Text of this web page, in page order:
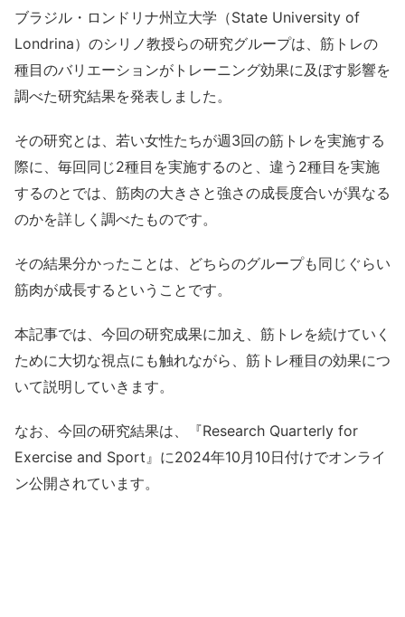
ブラジル・ロンドリナ州立大学（State University of
Londrina）のシリノ教授らの研究グループは、筋トレの
種目のバリエーションがトレーニング効果に及ぼす影響を
調べた研究結果を発表しました。
その研究とは、若い女性たちが週3回の筋トレを実施する
際に、毎回同じ2種目を実施するのと、違う2種目を実施
するのとでは、筋肉の大きさと強さの成長度合いが異なる
のかを詳しく調べたものです。
その結果分かったことは、どちらのグループも同じぐらい
筋肉が成長するということです。
本記事では、今回の研究成果に加え、筋トレを続けていく
ために大切な視点にも触れながら、筋トレ種目の効果につ
いて説明していきます。
なお、今回の研究結果は、『Research Quarterly for
Exercise and Sport』に2024年10月10日付けでオンライ
ン公開されています。